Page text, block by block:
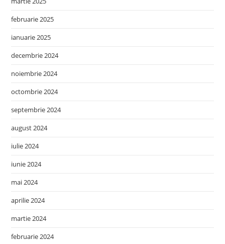
februarie 2025
ianuarie 2025
decembrie 2024
noiembrie 2024
octombrie 2024
septembrie 2024
august 2024
iulie 2024
iunie 2024
mai 2024
aprilie 2024
martie 2024
februarie 2024